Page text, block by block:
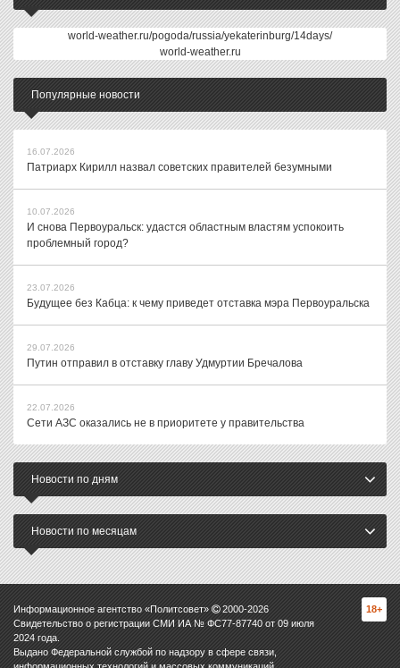
world-weather.ru/pogoda/russia/yekaterinburg/14days/
world-weather.ru
Популярные новости
16.07.2026
Патриарх Кирилл назвал советских правителей безумными
10.07.2026
И снова Первоуральск: удастся областным властям успокоить
проблемный город?
23.07.2026
Будущее без Кабца: к чему приведет отставка мэра Первоуральска
29.07.2026
Путин отправил в отставку главу Удмуртии Бречалова
22.07.2026
Сети АЗС оказались не в приоритете у правительства
Новости по дням
Новости по месяцам
Информационное агентство «Политсовет» 2000-2026
Свидетельство о регистрации СМИ ИА № ФС77-87740 от 09 июля
2024 года.
Выдано Федеральной службой по надзору в сфере связи,
18+